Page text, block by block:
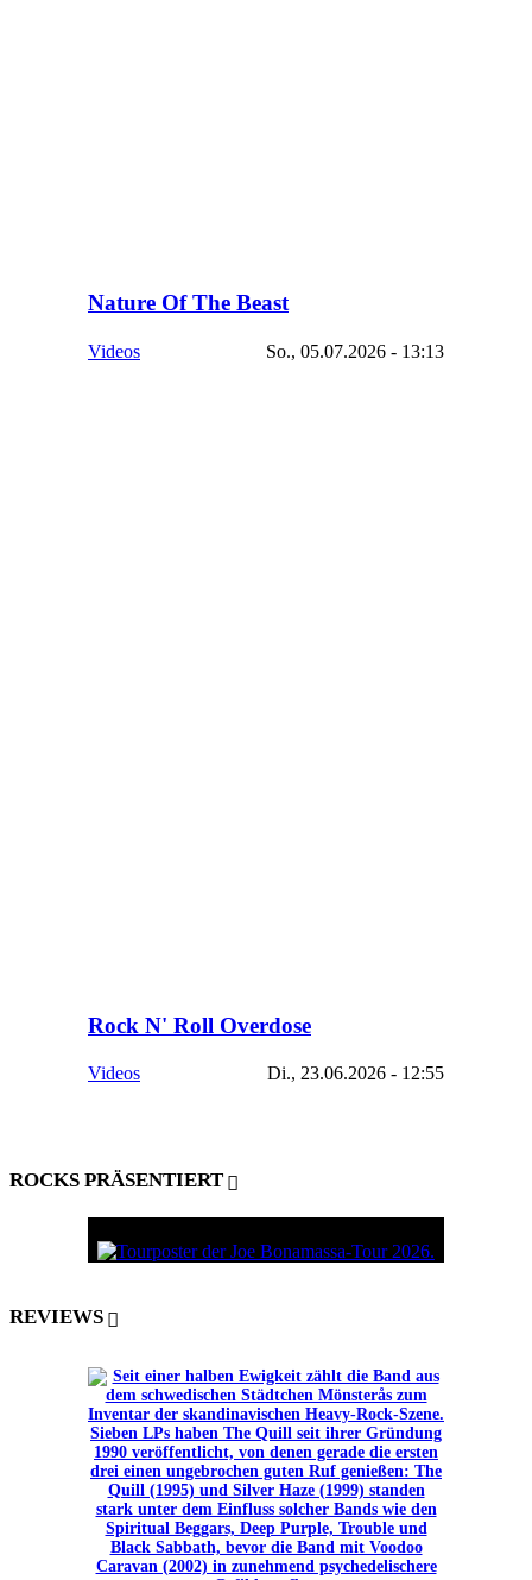
Nature Of The Beast
Videos So., 05.07.2026 - 13:13
Rock N' Roll Overdose
Videos Di., 23.06.2026 - 12:55
ROCKS PRÄSENTIERT
REVIEWS